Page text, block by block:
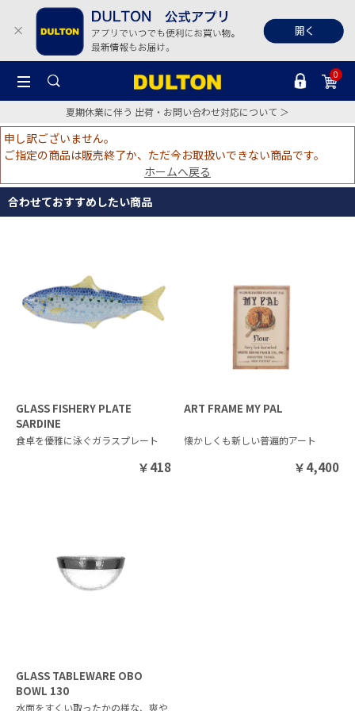
0
夏期休業に伴う 出荷・お問い合わせ対応について ＞
申し訳ございません。
ご指定の商品は販売終了か、ただ今お取扱いできない商品です。
ホームへ戻る
合わせておすすめしたい商品
GLASS FISHERY PLATE
SARDINE
食卓を優雅に泳ぐガラスプレート
￥418
ART FRAME MY PAL
懐かしくも新しい普遍的アート
￥4,400
GLASS TABLEWARE OBO
BOWL 130
水面をすくい取ったかの様な、爽や